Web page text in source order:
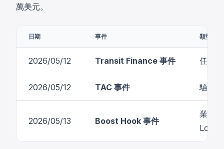
萬美元。
日期 事件 類型
2026/05/12 Transit Finance 事件 任意
2026/05/12 TAC 事件 驗證
2026/05/13 Boost Hook 事件
業務
Logic)